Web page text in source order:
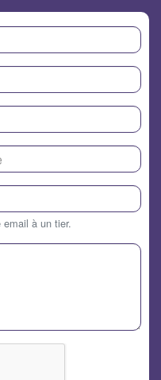
email à un tier.